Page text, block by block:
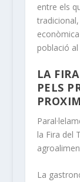
entre els
població
LA
PELS
la Fira del
La